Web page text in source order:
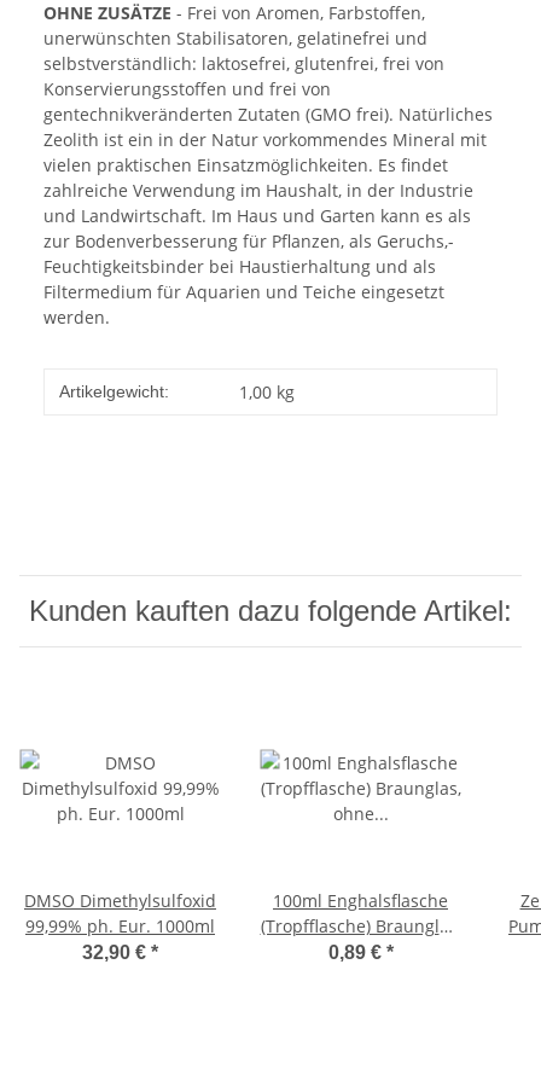
OHNE ZUSÄTZE - Frei von Aromen, Farbstoffen,
unerwünschten Stabilisatoren, gelatinefrei und
selbstverständlich: laktosefrei, glutenfrei, frei von
Konservierungsstoffen und frei von
gentechnikveränderten Zutaten (GMO frei). Natürliches
Zeolith ist ein in der Natur vorkommendes Mineral mit
vielen praktischen Einsatzmöglichkeiten. Es findet
zahlreiche Verwendung im Haushalt, in der Industrie
und Landwirtschaft. Im Haus und Garten kann es als
zur Bodenverbesserung für Pflanzen, als Geruchs,-
Feuchtigkeitsbinder bei Haustierhaltung und als
Filtermedium für Aquarien und Teiche eingesetzt
werden.
Artikelgewicht: 1,00 kg
Kunden kauften dazu folgende Artikel:
DMSO Dimethylsulfoxid
99,99% ph. Eur. 1000ml
32,90 € *
100ml Enghalsflasche
(Tropfflasche) Braunglas,
ohne Verschluss
0,89 € *